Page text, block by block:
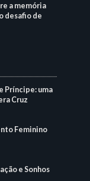
a memória
desafio de
Príncipe: uma
Cruz
Feminino
e Sonhos